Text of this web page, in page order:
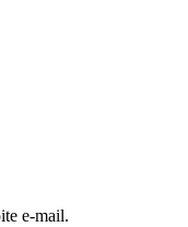
e-mail.